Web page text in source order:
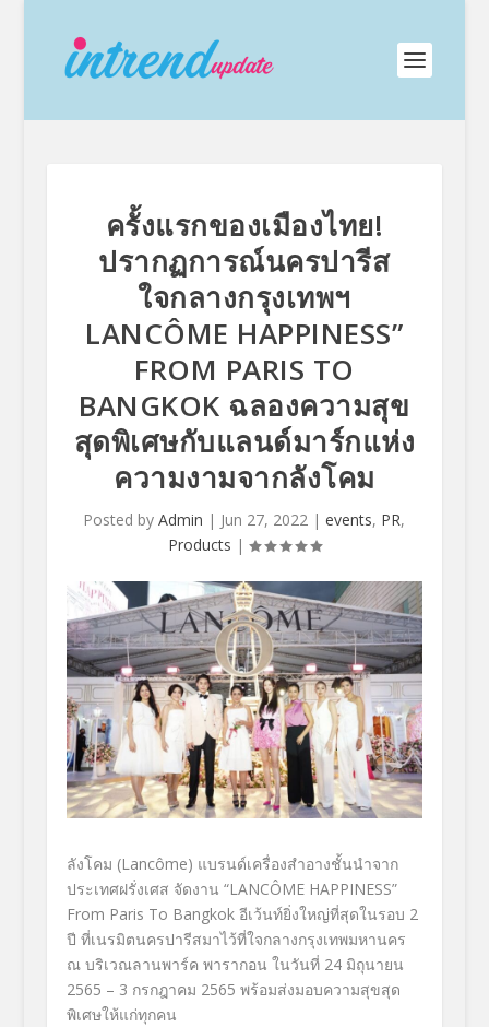
ครั้งแรกของเมืองไทย!
ปรากฏการณ์นครปารีส
ใจกลางกรุงเทพฯ
LANCÔME HAPPINESS”
FROM PARIS TO
BANGKOK ฉลองความสุข
สุดพิเศษกับแลนด์มาร์กแห่ง
ความงามจากลังโคม
Posted byAdmin | Jun 27, 2022 |events, PR,
Products |
ลังโคม (Lancôme) แบรนด์เครื่องสำอางชั้นนำจาก
ประเทศฝรั่งเศส จัดงาน “LANCÔME HAPPINESS”
From Paris To Bangkok อีเว้นท์ยิ่งใหญ่ที่สุดในรอบ 2
ปี ที่เนรมิตนครปารีสมาไว้ที่ใจกลางกรุงเทพมหานคร
ณ บริเวณลานพาร์ค พารากอน ในวันที่ 24 มิถุนายน
2565 – 3 กรกฎาคม 2565 พร้อมส่งมอบความสุขสุด
พิเศษให้แก่ทุกคน